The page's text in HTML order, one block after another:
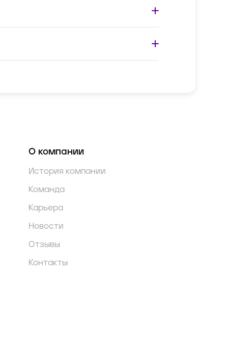
О компании
История компании
Команда
Карьера
Новости
Отзывы
Контакты